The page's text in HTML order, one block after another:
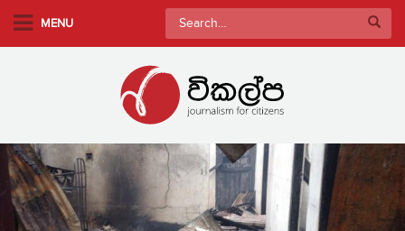
m
MENU
Search
for: